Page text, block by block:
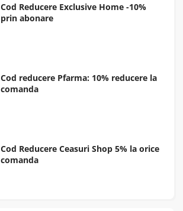
Cod Reducere Exclusive Home -10%
prin abonare
Cod reducere Pfarma: 10% reducere la
comanda
Cod Reducere Ceasuri Shop 5% la orice
comanda